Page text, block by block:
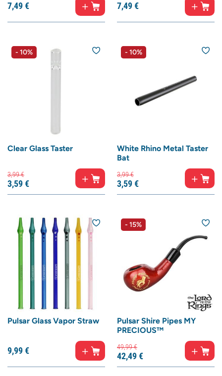
7,49€ 7,49€
- 10%
Clear Glass Taster
3,99€
3,59€
- 10%
White Rhino Metal Taster
Bat
3,99€
3,59€
Pulsar Glass Vapor Straw
9,99€
- 15%
Pulsar Shire Pipes MY
PRECIOUS™
49,99€
42,49€